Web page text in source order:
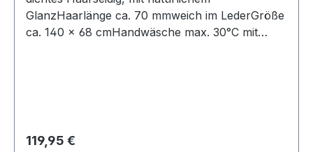
GlanzHaarlänge ca. 70 mmweich im LederGröße
ca. 140 × 68 cmHandwäsche max. 30°C mit
Regulärer Preis:
119,95 €